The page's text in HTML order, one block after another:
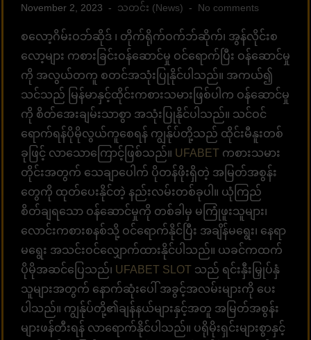
November 2, 2023 သတင်း (News) No comments
စလော့ဂိမ်းဝဘ်ဆိုဒ် ၊ တိုက်ရိုက်ဝက်ဘ်ဆိုက်၊ အွန်လိုင်းစ
လော့များ ကစားခြင်းဝန်ဆောင်မှု ဝင်ရောက်ပြီး ဝန်ဆောင်မှု
ကို အလွယ်တကူ စတင်အသုံးပြုနိုင်ပါသည်။ အကယ်၍
သင်သည် မြန်မာနှင့်ထိုင်းကစားသမားဖြစ်ပါက ဝန်ဆောင်မှု
ကို စိတ်အေးချမ်းသာစွာ အသုံးပြုနိုင်ပါသည်။ သင်ဝင်
ရောက်ရန်ပိုမိုလွယ်ကူစေရန် ကျွန်ုပ်တို့သည် ထိုင်းမီနူးတစ်
ခုဖြင့် လာသောကြောင့်ဖြစ်သည်။ UFABET ကစားသမား
တိုင်းအတွက် သေချာပေါက် ပိုတန်ဖိုးရှိတဲ့ အမြတ်အစွန်း
တွေကို ထုတ်ပေးနိုင်တဲ့ နည်းလမ်းတစ်ခုပါ။ ယုံကြည်
စိတ်ချရသော ဝန်ဆောင်မှုကို တစ်ခါမှ မကြုံဖူးသူများ၊
လောင်းကစားစနစ်သို့ ဝင်ရောက်နိုင်ပြီး အချိန်မရွေး၊ နေရာ
မရွေး အသင်းဝင်လျှောက်ထားနိုင်ပါသည်။ ယခင်ကထက်
ပိုမိုအဆင်ပြေသည်၊ UFABET SLOT သည် ရင်းနှီးမြှုပ်နှံ
သူများအတွက် နောက်ဆုံးပေါ် အခွင့်အလမ်းများကို ပေး
ပါသည်။ ကျွန်ုပ်တို့၏ချန်နယ်များနှင့်အတူ အမြတ်အစွန်း
များဖန်တီးရန် လာရောက်နိုင်ပါသည်။ ပရိုမိုးရှင်းများစွာနှင့်